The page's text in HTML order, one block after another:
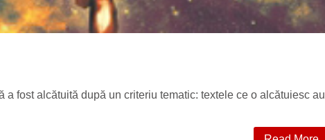
a fost alcătuită după un criteriu tematic: textele ce o alcătuiesc au